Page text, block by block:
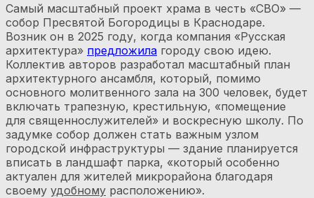
Самый масштабный проект храма в честь «СВО» —
собор Пресвятой Богородицы в Краснодаре.
Возник он в 2025 году, когда компания «Русская
архитектура» предложила городу свою идею.
Коллектив авторов разработал масштабный план
архитектурного ансамбля, который, помимо
основного молитвенного зала на 300 человек, будет
включать трапезную, крестильную, «помещение
для священнослужителей» и воскресную школу. По
задумке собор должен стать важным узлом
городской инфраструктуры — здание планируется
вписать в ландшафт парка, «который особенно
актуален для жителей микрорайона благодаря
своему удобному расположению».